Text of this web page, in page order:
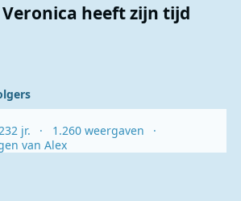
Veronica heeft zijn tijd
2 jr.
1.260 weergaven
van Alex